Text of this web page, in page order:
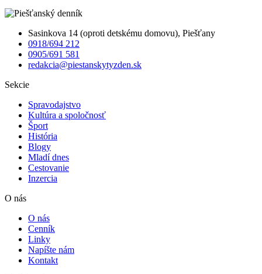
Sasinkova 14 (oproti detskému domovu), Piešťany
0918/694 212
0905/691 581
redakcia@piestanskytyzden.sk
Sekcie
Spravodajstvo
Kultúra a spoločnosť
Šport
História
Blogy
Mladí dnes
Cestovanie
Inzercia
O nás
O nás
Cenník
Linky
Napíšte nám
Kontakt